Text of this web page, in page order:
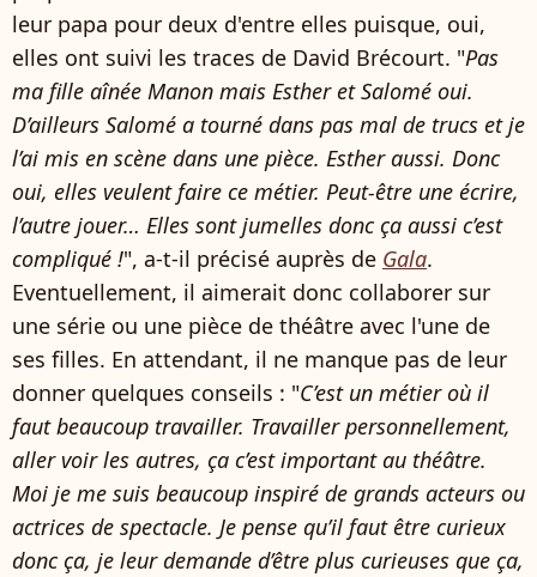
leur papa pour deux d'entre elles puisque, oui,
elles ont suivi les traces de David Brécourt. "Pas
ma fille aînée Manon mais Esther et Salomé oui.
D’ailleurs Salomé a tourné dans pas mal de trucs et je
l’ai mis en scène dans une pièce. Esther aussi. Donc
oui, elles veulent faire ce métier. Peut-être une écrire,
l’autre jouer… Elles sont jumelles donc ça aussi c’est
compliqué !", a-t-il précisé auprès de Gala.
Eventuellement, il aimerait donc collaborer sur
une série ou une pièce de théâtre avec l'une de
ses filles. En attendant, il ne manque pas de leur
donner quelques conseils : "C’est un métier où il
faut beaucoup travailler. Travailler personnellement,
aller voir les autres, ça c’est important au théâtre.
Moi je me suis beaucoup inspiré de grands acteurs ou
actrices de spectacle. Je pense qu’il faut être curieux
donc ça, je leur demande d’être plus curieuses que ça,